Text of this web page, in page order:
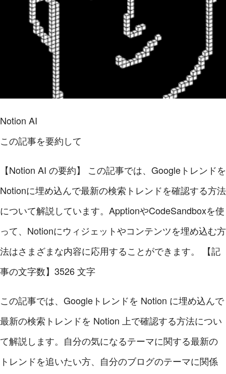
Notion AI
この記事を要約して
【Notion AI の要約】
この記事では、Googleトレンドを
Notionに埋め込んで最新の検索トレンドを確認する方法
について解説しています。ApptionやCodeSandboxを使
って、Notionにウィジェットやコンテンツを埋め込む方
法はさまざまな内容に応用することができます。
【記
事の文字数】3526 文字
この記事では、Googleトレンドを Notion に埋め込んで
最新の検索トレンドを Notion 上で確認する方法につい
て解説します。自分の気になるテーマに関する最新の
トレンドを追いたい方、自分のブログのテーマに関係